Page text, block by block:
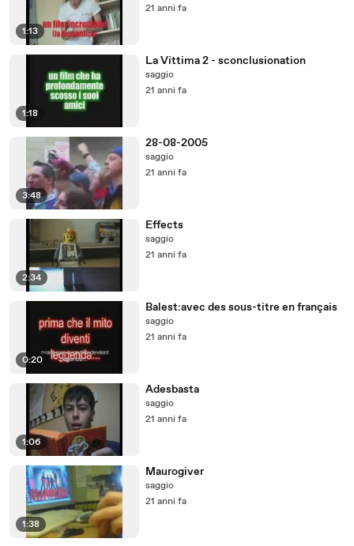
1:13
21 anni fa
1:18
La Vittima 2 - sconclusionation
saggio
21 anni fa
3:48
28-08-2005
saggio
21 anni fa
2:34
Effects
saggio
21 anni fa
0:20
Balest:avec des sous-titre en français
saggio
21 anni fa
1:06
Adesbasta
saggio
21 anni fa
1:38
Maurogiver
saggio
21 anni fa